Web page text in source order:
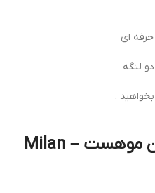
ای
لنگه
.
بررسی قیمت جک میلان موهست – Milan